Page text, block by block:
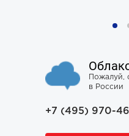
Пожалуй,
в России
+7 (495) 970-